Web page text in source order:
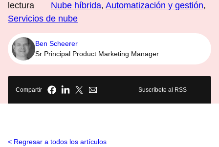
lectura
Nube híbrida, Automatización y gestión,
Servicios de nube
Ben Scheerer
Sr Principal Product Marketing Manager
Compartir Suscríbete al RSS
Regresar a todos los artículos